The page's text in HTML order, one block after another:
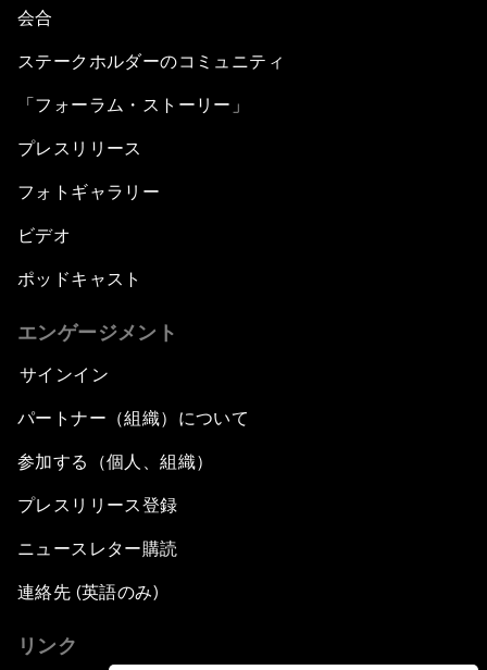
会合
ステークホルダーのコミュニティ
「フォーラム・ストーリー」
プレスリリース
フォトギャラリー
ビデオ
ポッドキャスト
エンゲージメント
サインイン
パートナー（組織）について
参加する（個人、組織）
プレスリリース登録
ニュースレター購読
連絡先 (英語のみ)
リンク